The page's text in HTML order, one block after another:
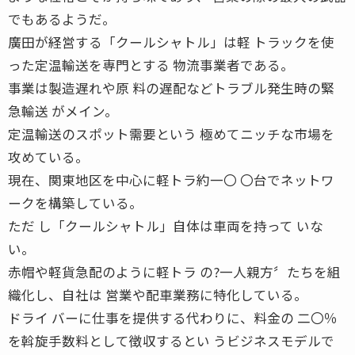
でもあるようだ。
廣田が経営する「クールシャトル」は軽 トラックを使
った定温輸送を専門とする 物流事業者である。
事業は製造遅れや原 料の遅配などトラブル発生時の緊
急輸送 がメイン。
定温輸送のスポット需要という 極めてニッチな市場を
攻めている。
現在、関東地区を中心に軽トラ約一〇 〇台でネットワ
ークを構築している。
ただ し「クールシャトル」自体は車両を持って いな
い。
赤帽や軽貨急配のように軽トラ の?一人親方〞たちを組
織化し、自社は 営業や配車業務に特化している。
ドライ バーに仕事を提供する代わりに、料金の 二〇％
を斡旋手数料として徴収するとい うビジネスモデルで